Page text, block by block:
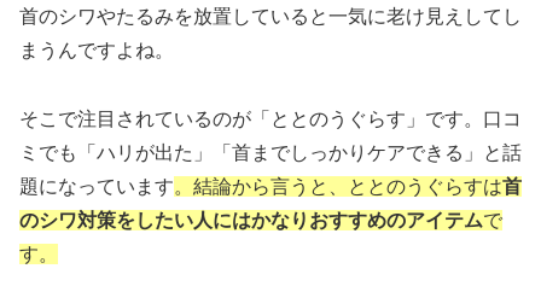
首のシワやたるみを放置していると一気に老け見えしてし
まうんですよね。
そこで注目されているのが「ととのうぐらす」です。口コ
ミでも「ハリが出た」「首までしっかりケアできる」と話
題になっています。結論から言うと、ととのうぐらすは首
のシワ対策をしたい人にはかなりおすすめのアイテムで
す。